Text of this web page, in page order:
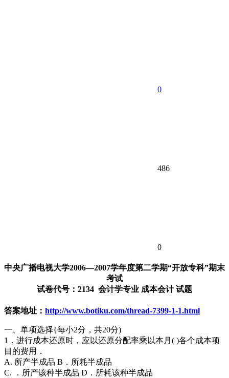
0
486
0
中央广播电视大学2006—2007学年度第二学期“开放专科”期末
考试
试卷代号：2134 会计学专业 成本会计 试题
答案地址： http://www.botiku.com/thread-7399-1-1.html
一、单项选择{每小2分，共20分)
1．进行成本还原时，应以还原分配率乘以本月( )各个成本项
目的费用．
A. 所产半成品 B．所耗半成品
C. ．所产该种半成品 D．所耗该种半成品